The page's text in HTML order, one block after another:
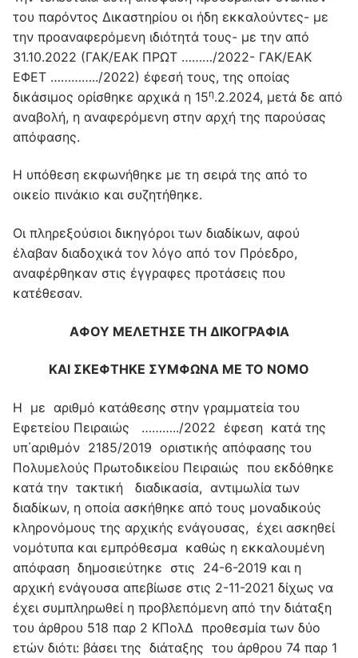
του παρόντος Δικαστηρίου οι ήδη εκκαλούντες- με
την προαναφερόμενη ιδιότητά τους- με την από
31.10.2022 (ΓΑΚ/ΕΑΚ ΠΡΩΤ ………/2022- ΓΑΚ/ΕΑΚ
ΕΦΕΤ …………../2022) έφεσή τους, της οποίας
δικάσιμος ορίσθηκε αρχικά η 15η.2.2024, μετά δε από
αναβολή, η αναφερόμενη στην αρχή της παρούσας
απόφασης.
Η υπόθεση εκφωνήθηκε με τη σειρά της από το
οικείο πινάκιο και συζητήθηκε.
Οι πληρεξούσιοι δικηγόροι των διαδίκων, αφού
έλαβαν διαδοχικά τον λόγο από τον Πρόεδρο,
αναφέρθηκαν στις έγγραφες προτάσεις που
κατέθεσαν.
ΑΦΟΥ ΜΕΛΕΤΗΣΕ ΤΗ ΔΙΚΟΓΡΑΦΙΑ
ΚΑΙ ΣΚΕΦΤΗΚΕ ΣΥΜΦΩΝΑ ΜΕ ΤΟ ΝΟΜΟ
Η με αριθμό κατάθεσης στην γραμματεία του
Εφετείου Πειραιώς ………../2022 έφεση κατά της
υπ΄αριθμόν 2185/2019 οριστικής απόφασης του
Πολυμελούς Πρωτοδικείου Πειραιώς που εκδόθηκε
κατά την τακτική διαδικασία, αντιμωλία των
διαδίκων, η οποία ασκήθηκε από τους μοναδικούς
κληρονόμους της αρχικής ενάγουσας, έχει ασκηθεί
νομότυπα και εμπρόθεσμα καθώς η εκκαλουμένη
απόφαση δημοσιεύτηκε στις 24-6-2019 και η
αρχική ενάγουσα απεβίωσε στις 2-11-2021 δίχως να
έχει συμπληρωθεί η προβλεπόμενη από την διάταξη
του άρθρου 518 παρ 2 ΚΠολΔ προθεσμία των δύο
ετών διότι: βάσει της διάταξης του άρθρου 74 παρ 1